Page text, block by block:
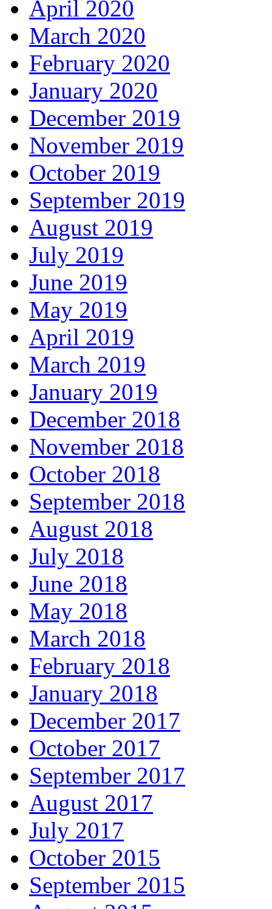
April 2020
March 2020
February 2020
January 2020
December 2019
November 2019
October 2019
September 2019
August 2019
July 2019
June 2019
May 2019
April 2019
March 2019
January 2019
December 2018
November 2018
October 2018
September 2018
August 2018
July 2018
June 2018
May 2018
March 2018
February 2018
January 2018
December 2017
October 2017
September 2017
August 2017
July 2017
October 2015
September 2015